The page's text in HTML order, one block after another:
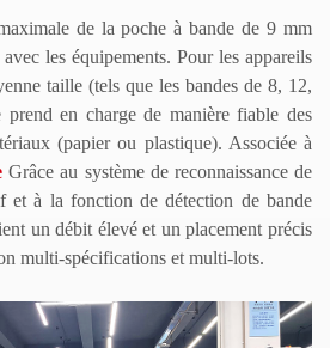
de la poche à bande de 9 mm
les équipements. Pour les appareils
taille (tels que les bandes de 8, 12,
en charge de manière fiable des
(papier ou plastique). Associée à
Grâce au système de reconnaissance de
et à la fonction de détection de bande
un débit élevé et un placement précis
multi-spécifications et multi-lots.